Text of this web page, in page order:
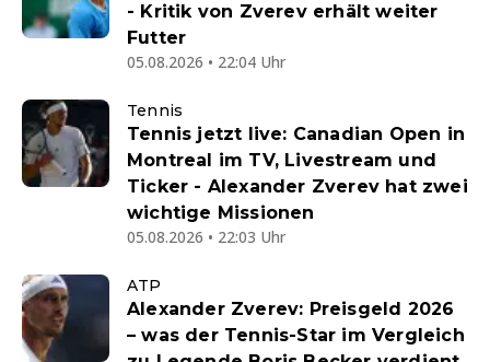
- Kritik von Zverev erhält weiter
Futter
05.08.2026 • 22:04 Uhr
Tennis
Tennis jetzt live: Canadian Open in
Montreal im TV, Livestream und
Ticker - Alexander Zverev hat zwei
wichtige Missionen
05.08.2026 • 22:03 Uhr
ATP
Alexander Zverev: Preisgeld 2026
– was der Tennis-Star im Vergleich